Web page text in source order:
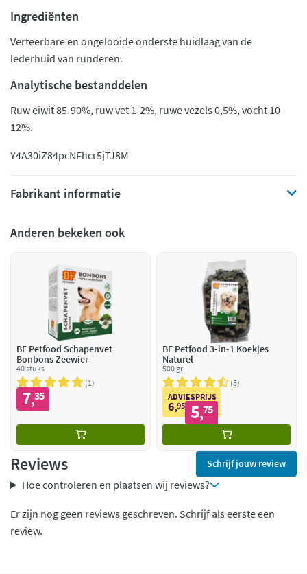
Ingrediënten
Verteerbare en ongelooide onderste huidlaag van de
lederhuid van runderen.
Analytische bestanddelen
Ruw eiwit 85-90%, ruw vet 1-2%, ruwe vezels 0,5%, vocht 10-
12%.
Y4A30iZ84pcNFhcr5jTJ8M
Fabrikant informatie
Anderen bekeken ook
BF Petfood Schapenvet
Bonbons Zeewier
40 stuks
1
7,35
BF Petfood 3-in-1 Koekjes
Naturel
500 gr
5
ADVIESPRIJS
6,95 5,75
Reviews Schrijf jouw review
Hoe controleren en plaatsen wij reviews?
Er zijn nog geen reviews geschreven. Schrijf als eerste een
review.